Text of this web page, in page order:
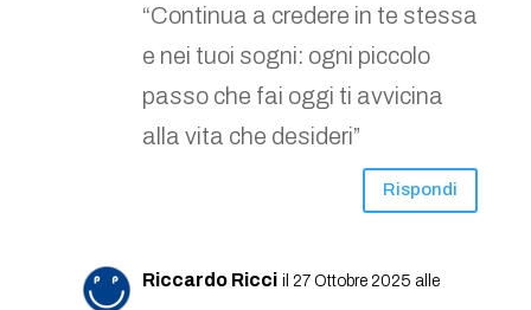
“Continua a credere in te stessa
e nei tuoi sogni: ogni piccolo
passo che fai oggi ti avvicina
alla vita che desideri”
Rispondi
Riccardo Ricci il 27 Ottobre 2025 alle